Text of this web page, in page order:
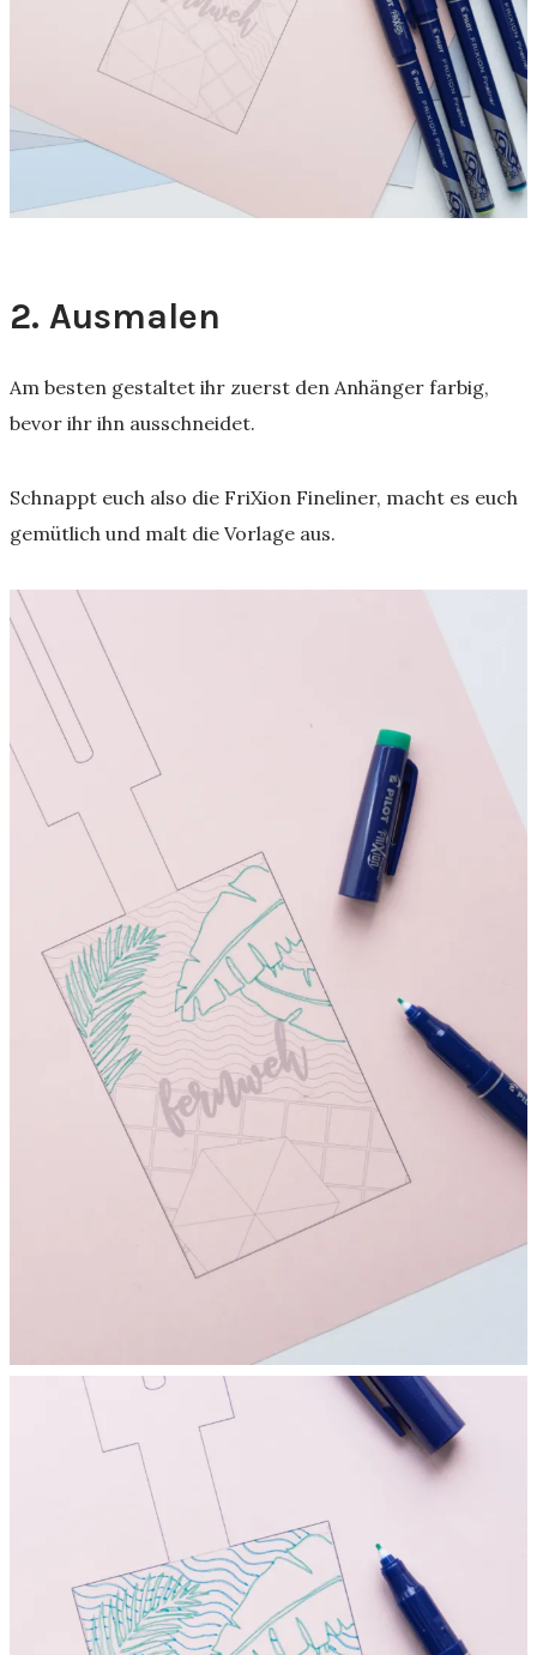
2. Ausmalen
Am besten gestaltet ihr zuerst den Anhänger farbig,
bevor ihr ihn ausschneidet.
Schnappt euch also die FriXion Fineliner, macht es euch
gemütlich und malt die Vorlage aus.